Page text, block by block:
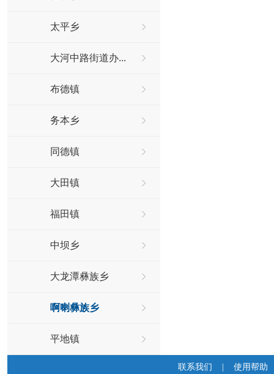
太平乡
大河中路街道办...
布德镇
务本乡
同德镇
大田镇
福田镇
中坝乡
大龙潭彝族乡
啊喇彝族乡
平地镇
联系我们 使用帮助